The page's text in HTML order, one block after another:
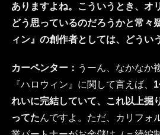
ありますよね。こういうとき、オ
どう思っているのだろうかと常々
ィン』の創作者としては、どうい
カーペンター： うーん、なかなか
『ハロウィン』に関して言えば、
れいに完結していて、これ以上掘
ってたんですよ。ただ、カリフォ